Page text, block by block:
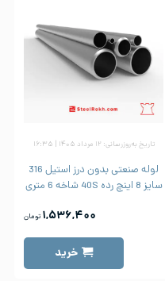
تاریخ به‌روزرسانی: ۱۲ مرداد ۱۴۰۵ | ۱۶:۳۵
لوله صنعتی بدون درز استیل 316
سایز 8 اینچ رده 40S شاخه 6 متری
۱,۵۳۶,۴۰۰ تومان
خرید